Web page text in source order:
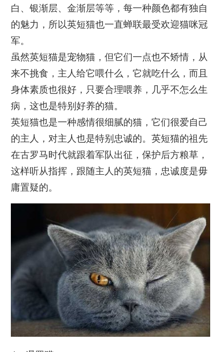
白、银渐层、金渐层等等，每一种颜色都有独自
的魅力，所以英短猫也一直蝉联最受欢迎猫咪冠
军。
虽然英短猫是宠物猫，但它们一点也不矫情，从
来不挑食，主人给它喂什么，它就吃什么，而且
身体素质也很好，只要合理喂养，几乎不怎么生
病，这也是特别好养的猫。
英短猫也是一种感情很细腻的猫，它们很爱自己
的主人，对主人也是特别忠诚的。英短猫的祖先
在古罗马时代就跟着军队出征，保护后方粮草，
这样听从指挥，跟随主人的英短猫，忠诚度是毋
庸置疑的。